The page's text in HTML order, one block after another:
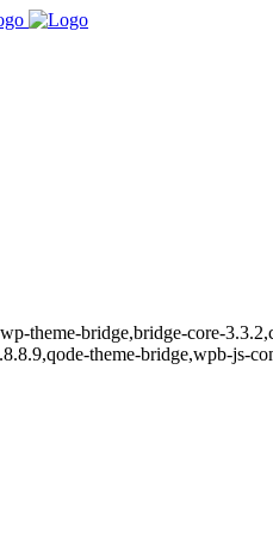
theme-bridge,bridge-core-
theme-bridge,wpb-js-